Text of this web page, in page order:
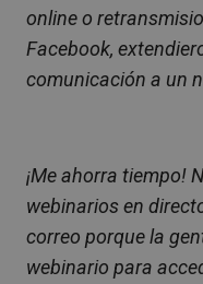
online o
Facebook,
comunicación a un
¡Me ahorra tiempo!
webinarios en
correo porque la
webinario para